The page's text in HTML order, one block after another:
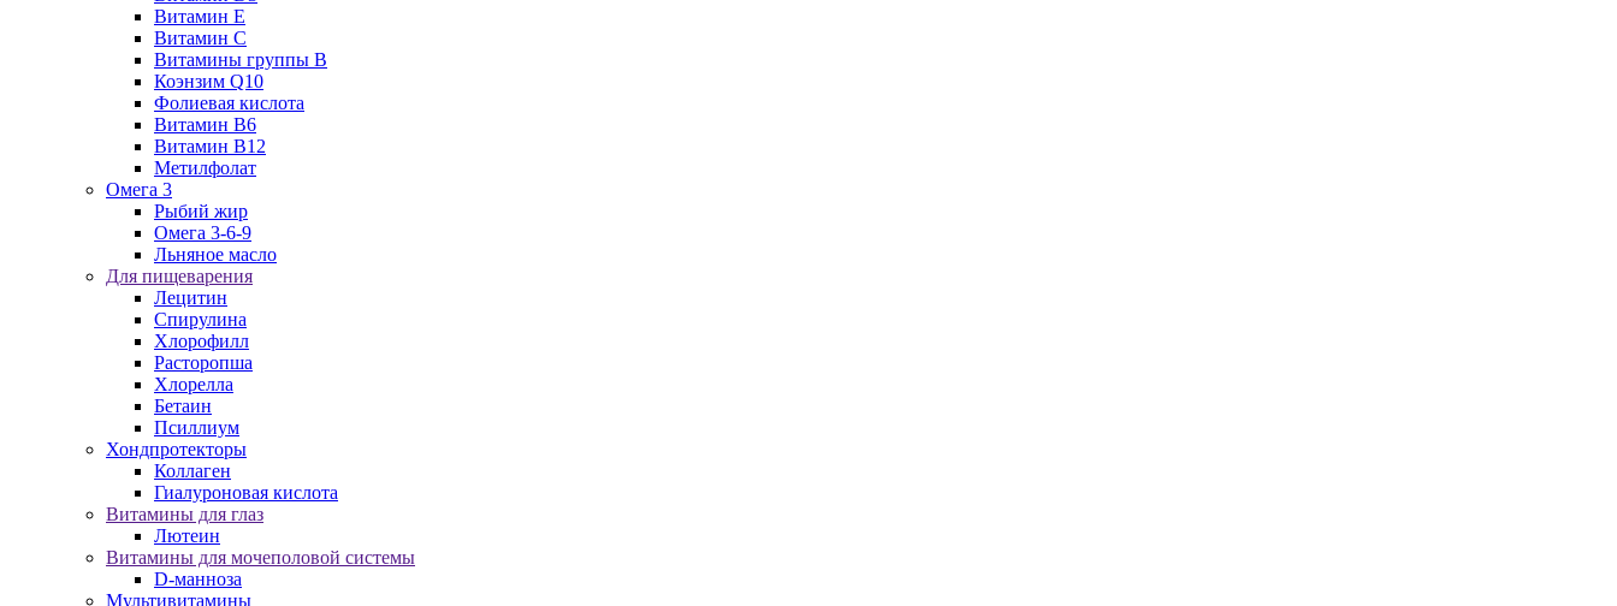
Витамин E
Витамин C
Витамины группы B
Коэнзим Q10
Фолиевая кислота
Витамин B6
Витамин B12
Метилфолат
Омега 3
Рыбий жир
Омега 3-6-9
Льняное масло
Для пищеварения
Лецитин
Спирулина
Хлорофилл
Расторопша
Хлорелла
Бетаин
Псиллиум
Хондпротекторы
Коллаген
Гиалуроновая кислота
Витамины для глаз
Лютеин
Витамины для мочеполовой системы
D-манноза
Мультивитамины